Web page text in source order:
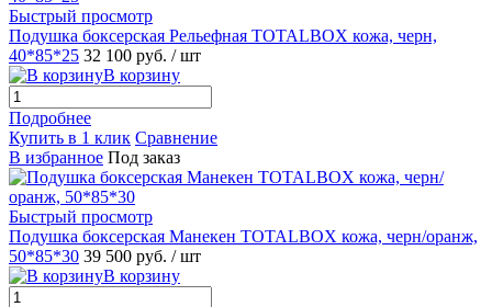
Быстрый просмотр
Подушка боксерская Рельефная TOTALBOX кожа, черн,
40*85*25 32 100 руб. / шт
В корзину
Подробнее
Купить в 1 клик Сравнение
В избранное Под заказ
Быстрый просмотр
Подушка боксерская Манекен TOTALBOX кожа, черн/оранж,
50*85*30 39 500 руб. / шт
В корзину